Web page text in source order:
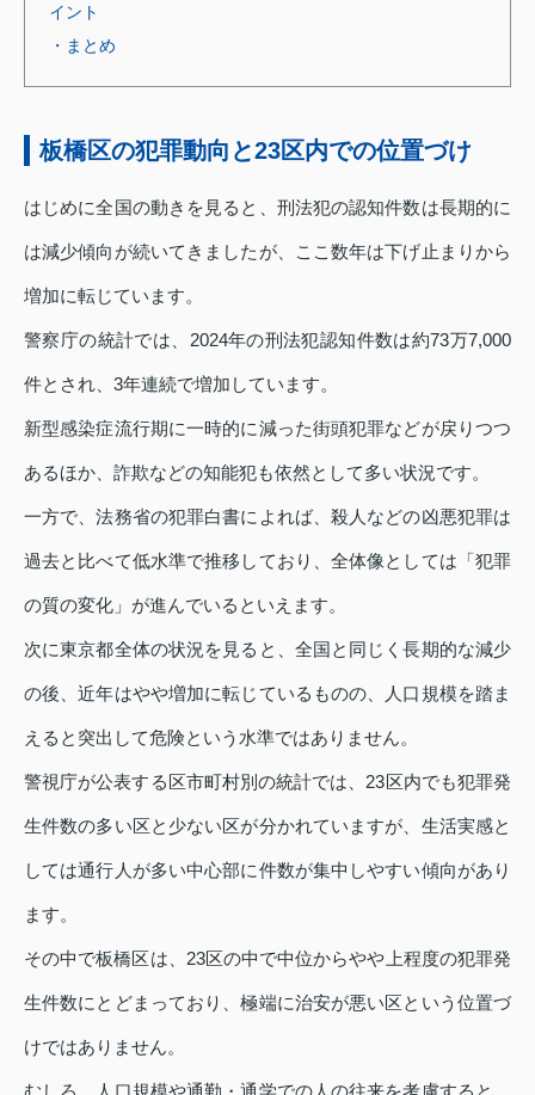
イント
・まとめ
板橋区の犯罪動向と23区内での位置づけ
はじめに全国の動きを見ると、刑法犯の認知件数は長期的に
は減少傾向が続いてきましたが、ここ数年は下げ止まりから
増加に転じています。
警察庁の統計では、2024年の刑法犯認知件数は約73万7,000
件とされ、3年連続で増加しています。
新型感染症流行期に一時的に減った街頭犯罪などが戻りつつ
あるほか、詐欺などの知能犯も依然として多い状況です。
一方で、法務省の犯罪白書によれば、殺人などの凶悪犯罪は
過去と比べて低水準で推移しており、全体像としては「犯罪
の質の変化」が進んでいるといえます。
次に東京都全体の状況を見ると、全国と同じく長期的な減少
の後、近年はやや増加に転じているものの、人口規模を踏ま
えると突出して危険という水準ではありません。
警視庁が公表する区市町村別の統計では、23区内でも犯罪発
生件数の多い区と少ない区が分かれていますが、生活実感と
しては通行人が多い中心部に件数が集中しやすい傾向があり
ます。
その中で板橋区は、23区の中で中位からやや上程度の犯罪発
生件数にとどまっており、極端に治安が悪い区という位置づ
けではありません。
むしろ、人口規模や通勤・通学での人の往来を考慮すると、